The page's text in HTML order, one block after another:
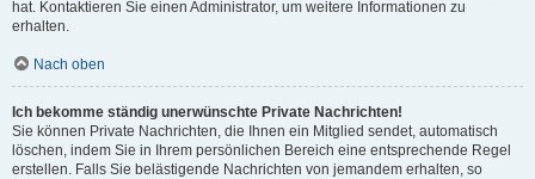
hat. Kontaktieren Sie einen Administrator, um weitere Informationen zu
erhalten.
Nach oben
Ich bekomme ständig unerwünschte Private Nachrichten!
Sie können Private Nachrichten, die Ihnen ein Mitglied sendet, automatisch
löschen, indem Sie in Ihrem persönlichen Bereich eine entsprechende Regel
erstellen. Falls Sie belästigende Nachrichten von jemandem erhalten, so